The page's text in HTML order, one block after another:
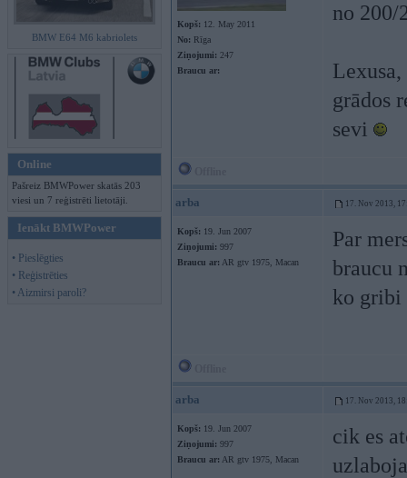
BMW E64 M6 kabriolets
Online
Pašreiz BMWPower skatās 203
viesi un 7 reģistrēti lietotāji.
Ienākt BMWPower
• Pieslēgties
• Reģistrēties
• Aizmirsi paroli?
Kopš: 12. May 2011
No: Rīga
Ziņojumi: 247
Braucu ar:
no 200/
grādos
sevi
arba 17. Nov 2013,
Kopš: 19. Jun 2007
Ziņojumi: 997
Braucu ar: AR gtv 1975, Macan
Par
braucu
ko gribi
arba 17. Nov 2013,
Kopš: 19. Jun 2007
Ziņojumi: 997
Braucu ar: AR gtv 1975, Macan
cik es